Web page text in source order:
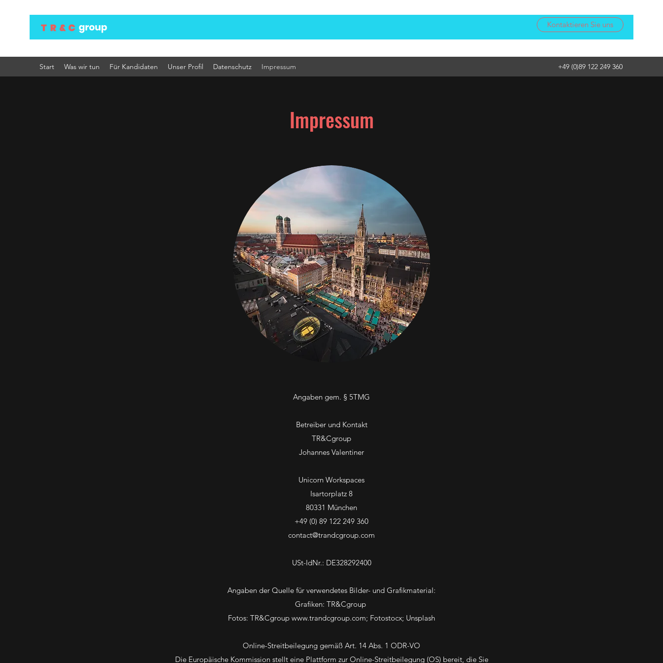
Kontaktieren Sie uns
Start Was wir tun Für Kandidaten Unser Profil Datenschutz Impressum +49 (0)89 122 249 360
Impressum
Angaben gem. § 5TMG
Betreiber und Kontakt
TR&Cgroup
Johannes Valentiner
Unicorn Workspaces
Isartorplatz 8
80331 München
+49 (0) 89 122 249 360
contact@trandcgroup.com
USt-IdNr.: DE328292400
Angaben der Quelle für verwendetes Bilder- und Grafikmaterial:
Grafiken: TR&Cgroup
Fotos: TR&Cgroup www.trandcgroup.com; Fotostocx; Unsplash
Online-Streitbeilegung gemäß Art. 14 Abs. 1 ODR-VO
Die Europäische Kommission stellt eine Plattform zur Online-Streitbeilegung (OS) bereit, die Sie